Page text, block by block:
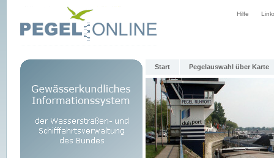
Hilfe
Start Pegelauswahl über Karte